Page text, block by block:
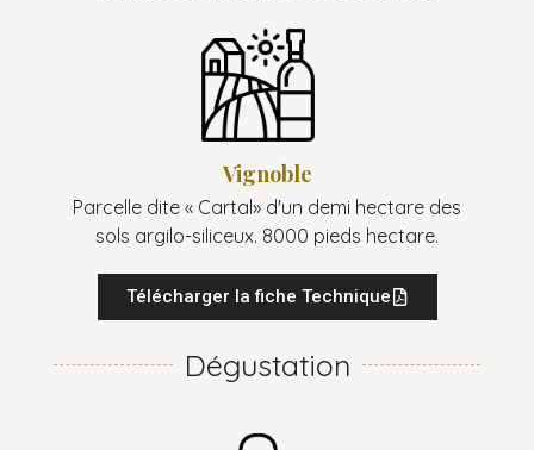
Vignoble
Parcelle dite « Cartal» d'un demi hectare des
sols argilo-siliceux. 8000 pieds hectare.
Télécharger la fiche Technique
Dégustation